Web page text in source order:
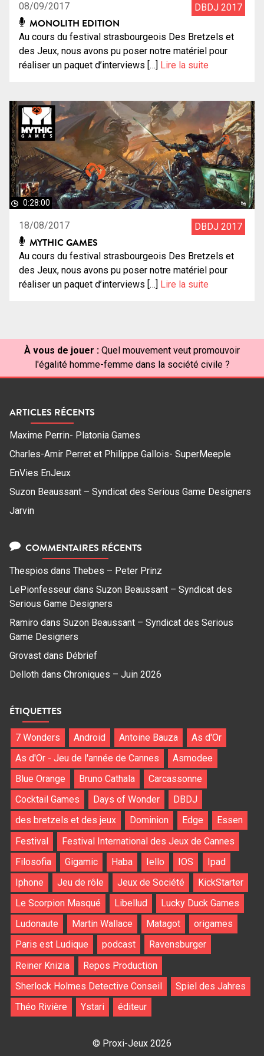
08/09/2017 DBDJ 2017
MONOLITH EDITION
Au cours du festival strasbourgeois Des Bretzels et
des Jeux, nous avons pu poser notre matériel pour
réaliser un paquet d’interviews […] Lire la suite
0:28:00
18/08/2017 DBDJ 2017
MYTHIC GAMES
Au cours du festival strasbourgeois Des Bretzels et
des Jeux, nous avons pu poser notre matériel pour
réaliser un paquet d’interviews […]
Lire la suite
À vous de jouer : Quel mouvement veut promouvoir
l'égalité homme-femme dans la société civile ?
ARTICLES RÉCENTS
Maxime Perrin- Platonia Games
Charles-Amir Perret et Philippe Gallois- SuperMeeple
EnVies EnJeux
Suzon Beaussant – Syndicat des Serious Game Designers
Jarvin
COMMENTAIRES RÉCENTS
Thespios dans Thebes – Peter Prinz
LePionfesseur dans Suzon Beaussant – Syndicat des
Serious Game Designers
Ramiro dans Suzon Beaussant – Syndicat des Serious
Game Designers
Grovast dans Débrief
Delloth dans Chroniques – Juin 2026
ÉTIQUETTES
7 Wonders Android Antoine Bauza
As d'Or
As d'Or - Jeu de l'année de Cannes
Asmodee
Blue Orange
Bruno Cathala
Carcassonne
Cocktail Games
Days of Wonder
DBDJ
des bretzels et des jeux
Dominion Edge
Essen
Festival
Festival International des Jeux de Cannes
Filosofia
Gigamic Haba Iello IOS
Ipad
Iphone
Jeu de rôle Jeux de Société
KickStarter
Le Scorpion Masqué
Libellud
Lucky Duck Games
Ludonaute
Martin Wallace Matagot
origames
Paris est Ludique
podcast
Ravensburger
Reiner Knizia
Repos Production
Sherlock Holmes Detective Conseil
Spiel des Jahres
Théo Rivière
Ystari éditeur
© Proxi-Jeux 2026